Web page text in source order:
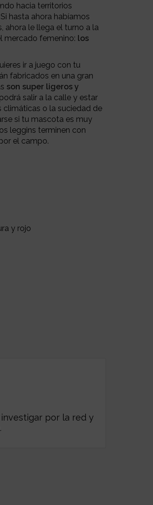
hacia territorios
hasta ahora habíamos
ahora le llega el turno a la
mercado femenino: los
ir a juego con tu
fabricados en una gran
son super ligeros y
salir a la calle y estar
o la suciedad de
si tu mascota es muy
leggins terminen con
el campo.
y rojo
por la red y